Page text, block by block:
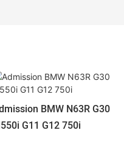
BMW N63R G30
G11 G12 750i